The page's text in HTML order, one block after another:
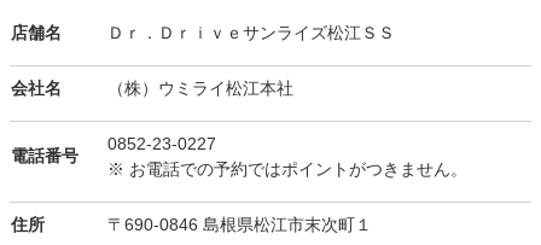
店舗名 Ｄｒ．Ｄｒｉｖｅサンライズ松江ＳＳ
会社名 （株）ウミライ松江本社
電話番号
0852-23-0227
※ お電話での予約ではポイントがつきません。
住所 〒690-0846 島根県松江市末次町１